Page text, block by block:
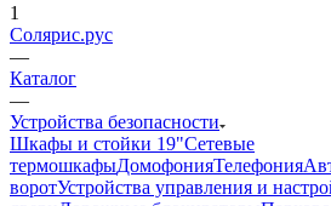
1
Солярис.рус
—
Каталог
—
Устройства безопасности
Шкафы и стойки 19"Сетевые
термошкафыДомофонияТелефония
воротУстройства управления и